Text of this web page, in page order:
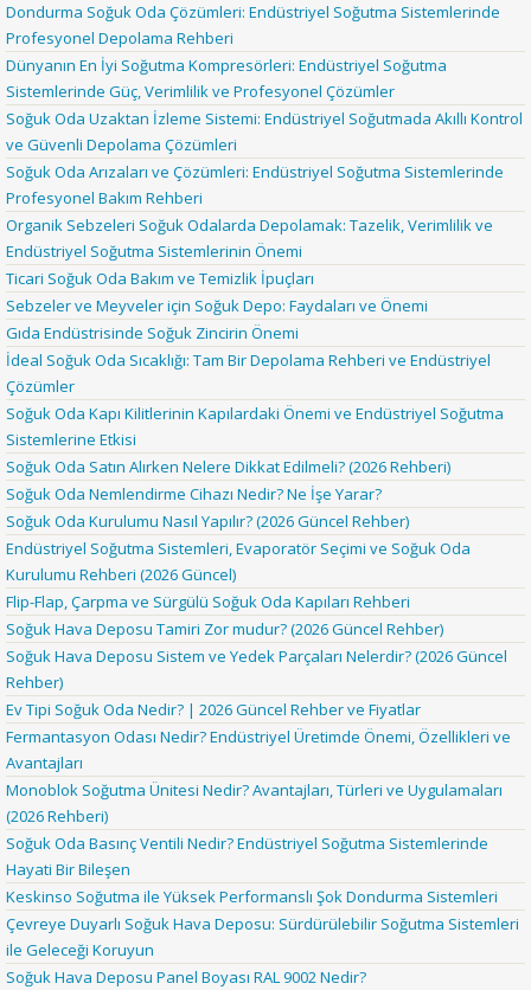
Dondurma Soğuk Oda Çözümleri: Endüstriyel Soğutma Sistemlerinde
Profesyonel Depolama Rehberi
Dünyanın En İyi Soğutma Kompresörleri: Endüstriyel Soğutma
Sistemlerinde Güç, Verimlilik ve Profesyonel Çözümler
Soğuk Oda Uzaktan İzleme Sistemi: Endüstriyel Soğutmada Akıllı Kontrol
ve Güvenli Depolama Çözümleri
Soğuk Oda Arızaları ve Çözümleri: Endüstriyel Soğutma Sistemlerinde
Profesyonel Bakım Rehberi
Organik Sebzeleri Soğuk Odalarda Depolamak: Tazelik, Verimlilik ve
Endüstriyel Soğutma Sistemlerinin Önemi
Ticari Soğuk Oda Bakım ve Temizlik İpuçları
Sebzeler ve Meyveler için Soğuk Depo: Faydaları ve Önemi
Gıda Endüstrisinde Soğuk Zincirin Önemi
İdeal Soğuk Oda Sıcaklığı: Tam Bir Depolama Rehberi ve Endüstriyel
Çözümler
Soğuk Oda Kapı Kilitlerinin Kapılardaki Önemi ve Endüstriyel Soğutma
Sistemlerine Etkisi
Soğuk Oda Satın Alırken Nelere Dikkat Edilmeli? (2026 Rehberi)
Soğuk Oda Nemlendirme Cihazı Nedir? Ne İşe Yarar?
Soğuk Oda Kurulumu Nasıl Yapılır? (2026 Güncel Rehber)
Endüstriyel Soğutma Sistemleri, Evaporatör Seçimi ve Soğuk Oda
Kurulumu Rehberi (2026 Güncel)
Flip-Flap, Çarpma ve Sürgülü Soğuk Oda Kapıları Rehberi
Soğuk Hava Deposu Tamiri Zor mudur? (2026 Güncel Rehber)
Soğuk Hava Deposu Sistem ve Yedek Parçaları Nelerdir? (2026 Güncel
Rehber)
Ev Tipi Soğuk Oda Nedir? | 2026 Güncel Rehber ve Fiyatlar
Fermantasyon Odası Nedir? Endüstriyel Üretimde Önemi, Özellikleri ve
Avantajları
Monoblok Soğutma Ünitesi Nedir? Avantajları, Türleri ve Uygulamaları
(2026 Rehberi)
Soğuk Oda Basınç Ventili Nedir? Endüstriyel Soğutma Sistemlerinde
Hayati Bir Bileşen
Keskinso Soğutma ile Yüksek Performanslı Şok Dondurma Sistemleri
Çevreye Duyarlı Soğuk Hava Deposu: Sürdürülebilir Soğutma Sistemleri
ile Geleceği Koruyun
Soğuk Hava Deposu Panel Boyası RAL 9002 Nedir?